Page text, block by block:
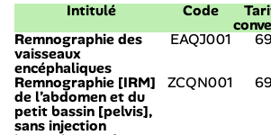
Intitulé Code
Remnographie des
vaisseaux
encéphaliques
EAQJ001
Remnographie [IRM]
de l’abdomen et du
petit bassin [pelvis],
sans injection
ZCQN001